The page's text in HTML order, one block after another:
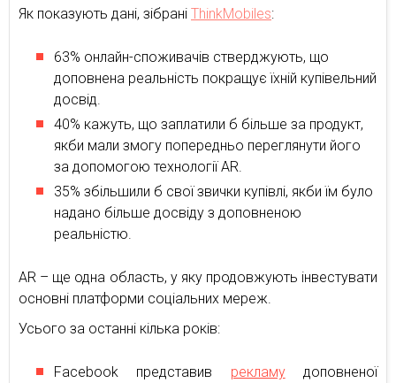
Як показують дані, зібрані ThinkMobiles:
63% онлайн-споживачів стверджують, що
доповнена реальність покращує їхній купівельний
досвід.
40% кажуть, що заплатили б більше за продукт,
якби мали змогу попередньо переглянути його
за допомогою технології AR.
35% збільшили б свої звички купівлі, якби їм було
надано більше досвіду з доповненою
реальністю.
AR – ще одна область, у яку продовжують інвестувати
основні платформи соціальних мереж.
Усього за останні кілька років:
Facebook представив рекламудоповненої